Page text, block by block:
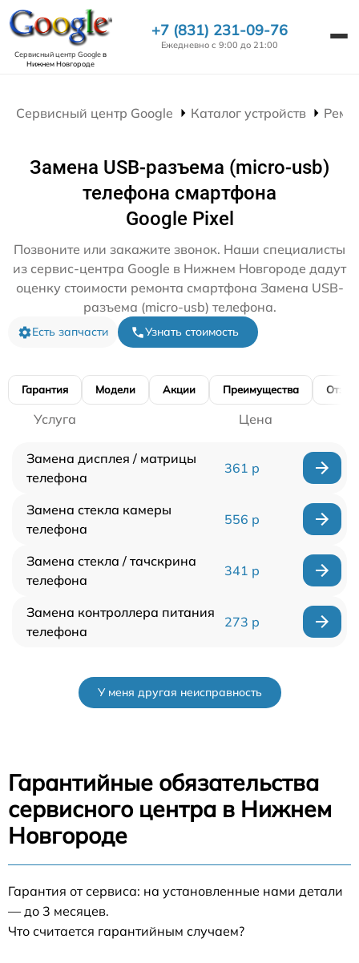
Сервисный центр Googleв
Нижнем Новгороде
+7 (831) 231-09-76
Ежедневно с 9:00 до 21:00
Сервисный центр Google Каталог устройств
Замена USB-разъема (micro-usb)
телефона смартфона
Google Pixel
Позвоните или закажите звонок. Наши специалисты
из сервис-центра Google в Нижнем Новгороде дадут
оценку стоимости ремонта смартфона Замена USB-
разъема (micro-usb) телефона.
Есть запчасти Узнать стоимость
Гарантия Модели Акции Преимущества
Услуга Цена
Замена дисплея / матрицы
телефона
361 р
Замена стекла камеры
телефона
556 р
Замена стекла / тачскрина
телефона
341 р
Замена контроллера питания
телефона
273 р
У меня другая неисправность
Гарантийные обязательства
сервисного центра в Нижнем
Новгороде
Гарантия от сервиса: на установленные нами детали
— до 3 месяцев.
Что считается гарантийным случаем?